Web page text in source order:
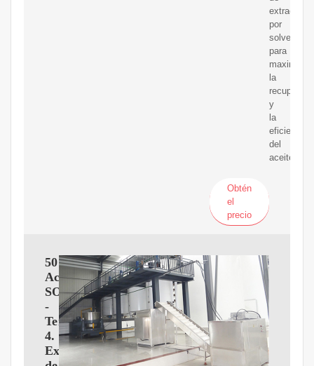
extracción
por
solvente
para
maximizar
la
y
la
eficiencia
del
aceite.
Obtén
el
precio
50746336-
Aceite-
SOJA
-
Tema
4.
Extracción